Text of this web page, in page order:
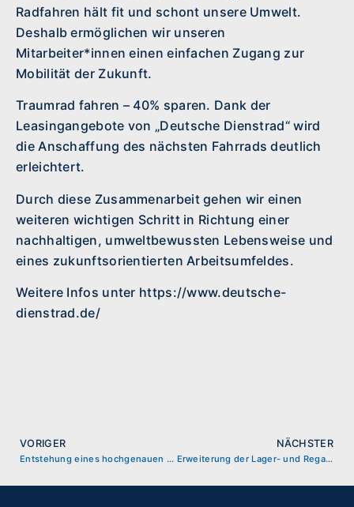
Radfahren hält fit und schont unsere Umwelt.
Deshalb ermöglichen wir unseren
Mitarbeiter*innen einen einfachen Zugang zur
Mobilität der Zukunft.
Traumrad fahren – 40% sparen. Dank der
Leasingangebote von „Deutsche Dienstrad“ wird
die Anschaffung des nächsten Fahrrads deutlich
erleichtert.
Durch diese Zusammenarbeit gehen wir einen
weiteren wichtigen Schritt in Richtung einer
nachhaltigen, umweltbewussten Lebensweise und
eines zukunftsorientierten Arbeitsumfeldes.
Weitere Infos unter https://www.deutsche-
dienstrad.de/
VORIGER
Entstehung eines hochgenauen 5-Achs-Frästeils
NÄCHSTER
Erweiterung der Lager- und Regalkapazitäten